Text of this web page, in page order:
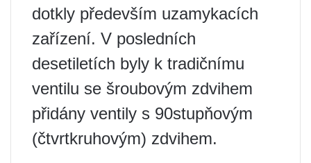
dotkly především uzamykacích
zařízení. V posledních
desetiletích byly k tradičnímu
ventilu se šroubovým zdvihem
přidány ventily s 90stupňovým
(čtvrtkruhovým) zdvihem.